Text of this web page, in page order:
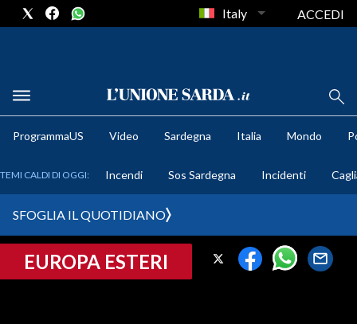
METEO
CRONACA SARDEGNA
Italy ACCEDI
ProgrammaUS Video Sardegna Italia Mondo
TEMI CALDI DI OGGI: Incendi Sos Sardegna Incidenti
SFOGLIA IL QUOTIDIANO
EUROPA ESTERI